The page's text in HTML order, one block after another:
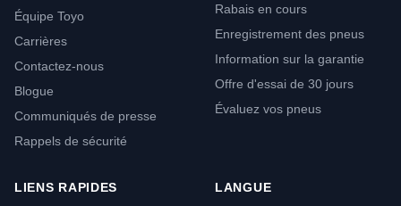
Équipe Toyo
Carrières
Contactez-nous
Blogue
Communiqués de presse
Rappels de sécurité
Rabais en cours
Enregistrement des pneus
Information sur la garantie
Offre d'essai de 30 jours
Évaluez vos pneus
LIENS RAPIDES LANGUE